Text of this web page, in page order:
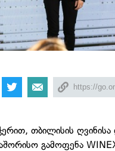
თბილისის
გამოფენა